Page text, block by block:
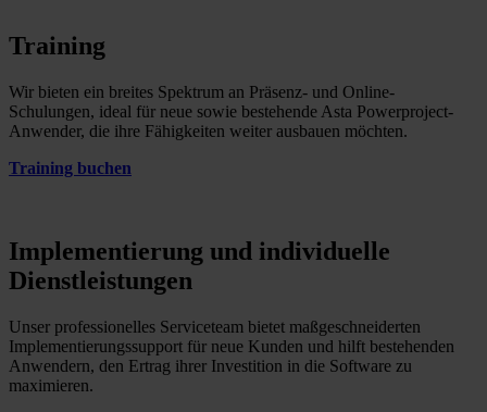
Training
Wir bieten ein breites Spektrum an Präsenz- und Online-
Schulungen, ideal für neue sowie bestehende Asta Powerproject-
Anwender, die ihre Fähigkeiten weiter ausbauen möchten.
Training buchen
Implementierung und individuelle
Dienstleistungen
Unser professionelles Serviceteam bietet maßgeschneiderten
Implementierungssupport für neue Kunden und hilft bestehenden
Anwendern, den Ertrag ihrer Investition in die Software zu
maximieren.